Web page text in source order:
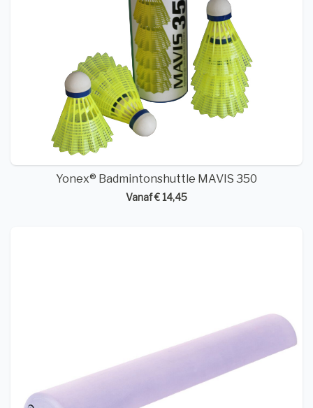
Yonex® Badmintonshuttle MAVIS 350
Vanaf € 14,45